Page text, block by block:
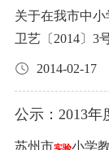
告。
因故不能参加投标
止时间：2017年7月14
截止日期后的5个工作日内。 7、
点：相城区采
育集团后勤保障管理中心 10、咨询
价以一个学期为周期。 五、中标价确
量的前提下，原则上低价中
价格，则由学校
票确定中标人。 六、招标人的权利和责任 1、拟定食堂食
品招标说明书。 2、组织食堂食品招投标工作。 3、对参加
投标者进行资
学观摩 第二十天：客座嘉宾演讲 第二十一天：结业仪式 第
二十二天：启程回国 第二十三天：到达上海
期限不少于5个
动
年2月28日
关于在我市中小
卫艺〔2014〕3号 各有关市、区教育局（教育文体局、
和体育局），各直属（
教育部下发《
2014-02-17
公示：2013年
苏州市实验小学教育集团 2013年